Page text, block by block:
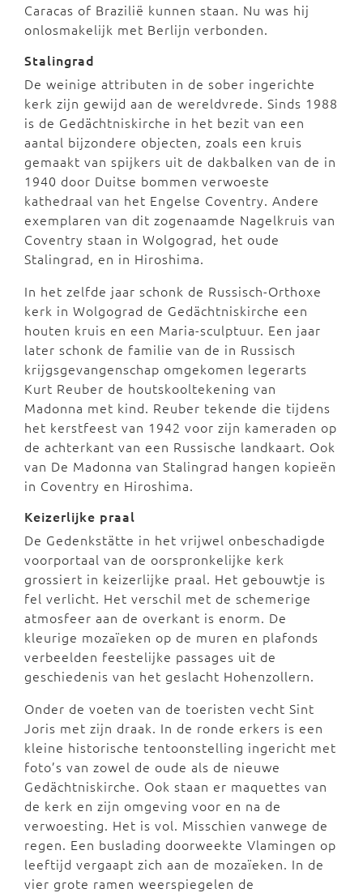
Caracas of Brazilië kunnen staan. Nu was hij
onlosmakelijk met Berlijn verbonden.
Stalingrad
De weinige attributen in de sober ingerichte
kerk zijn gewijd aan de wereldvrede. Sinds 1988
is de Gedächtniskirche in het bezit van een
aantal bijzondere objecten, zoals een kruis
gemaakt van spijkers uit de dakbalken van de in
1940 door Duitse bommen verwoeste
kathedraal van het Engelse Coventry. Andere
exemplaren van dit zogenaamde Nagelkruis van
Coventry staan in Wolgograd, het oude
Stalingrad, en in Hiroshima.
In het zelfde jaar schonk de Russisch-Orthoxe
kerk in Wolgograd de Gedächtniskirche een
houten kruis en een Maria-sculptuur. Een jaar
later schonk de familie van de in Russisch
krijgsgevangenschap omgekomen legerarts
Kurt Reuber de houtskooltekening van
Madonna met kind. Reuber tekende die tijdens
het kerstfeest van 1942 voor zijn kameraden op
de achterkant van een Russische landkaart. Ook
van De Madonna van Stalingrad hangen kopieën
in Coventry en Hiroshima.
Keizerlijke praal
De Gedenkstätte in het vrijwel onbeschadigde
voorportaal van de oorspronkelijke kerk
grossiert in keizerlijke praal. Het gebouwtje is
fel verlicht. Het verschil met de schemerige
atmosfeer aan de overkant is enorm. De
kleurige mozaïeken op de muren en plafonds
verbeelden feestelijke passages uit de
geschiedenis van het geslacht Hohenzollern.
Onder de voeten van de toeristen vecht Sint
Joris met zijn draak. In de ronde erkers is een
kleine historische tentoonstelling ingericht met
foto’s van zowel de oude als de nieuwe
Gedächtniskirche. Ook staan er maquettes van
de kerk en zijn omgeving voor en na de
verwoesting. Het is vol. Misschien vanwege de
regen. Een buslading doorweekte Vlamingen op
leeftijd vergaapt zich aan de mozaïeken. In de
vier grote ramen weerspiegelen de